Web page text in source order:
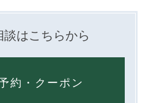
談はこちらから
約 ・クーポン